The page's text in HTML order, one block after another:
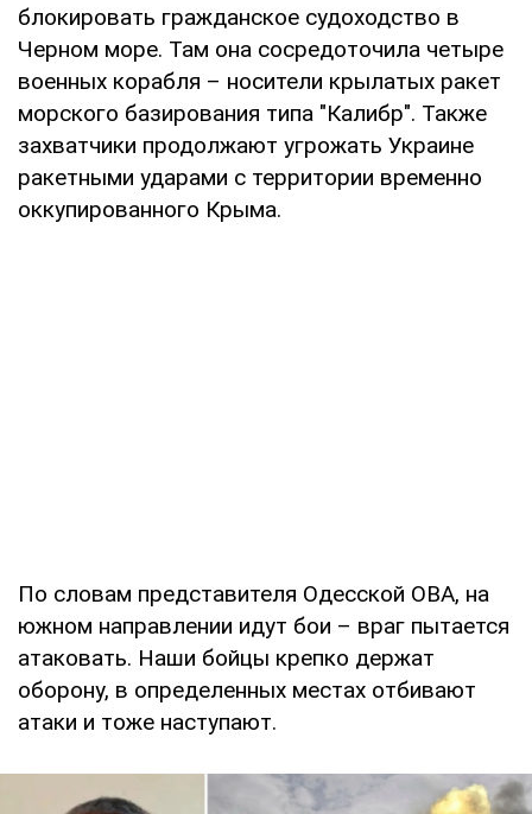
блокировать гражданское судоходство в
Черном море. Там она сосредоточила четыре
военных корабля – носители крылатых ракет
морского базирования типа "Калибр". Также
захватчики продолжают угрожать Украине
ракетными ударами с территории временно
оккупированного Крыма.
По словам представителя Одесской ОВА, на
южном направлении идут бои – враг пытается
атаковать. Наши бойцы крепко держат
оборону, в определенных местах отбивают
атаки и тоже наступают.